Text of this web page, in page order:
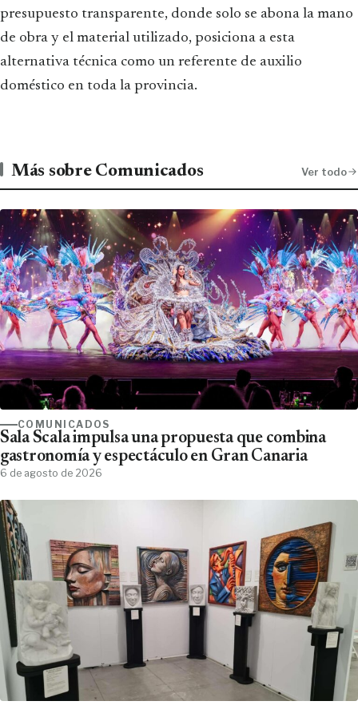
presupuesto transparente, donde solo se abona la mano
de obra y el material utilizado, posiciona a esta
alternativa técnica como un referente de auxilio
doméstico en toda la provincia.
Más sobre Comunicados Ver todo
COMUNICADOS
Sala Scala impulsa una propuesta que combina
gastronomía y espectáculo en Gran Canaria
6 de agosto de 2026